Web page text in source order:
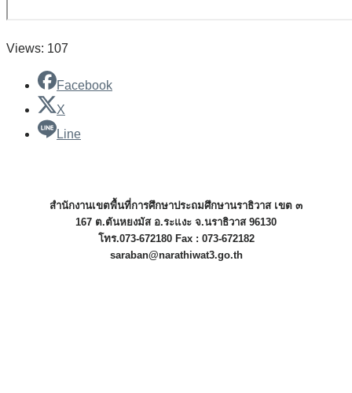
Views: 107
Facebook
X
Line
สำนักงานเขตพื้นที่การศึกษาประถมศึกษานราธิวาส เขต ๓
167 ต.ตันหยงมัส อ.ระแงะ จ.นราธิวาส 96130
โทร.073-672180 Fax : 073-672182
saraban@narathiwat3.go.th